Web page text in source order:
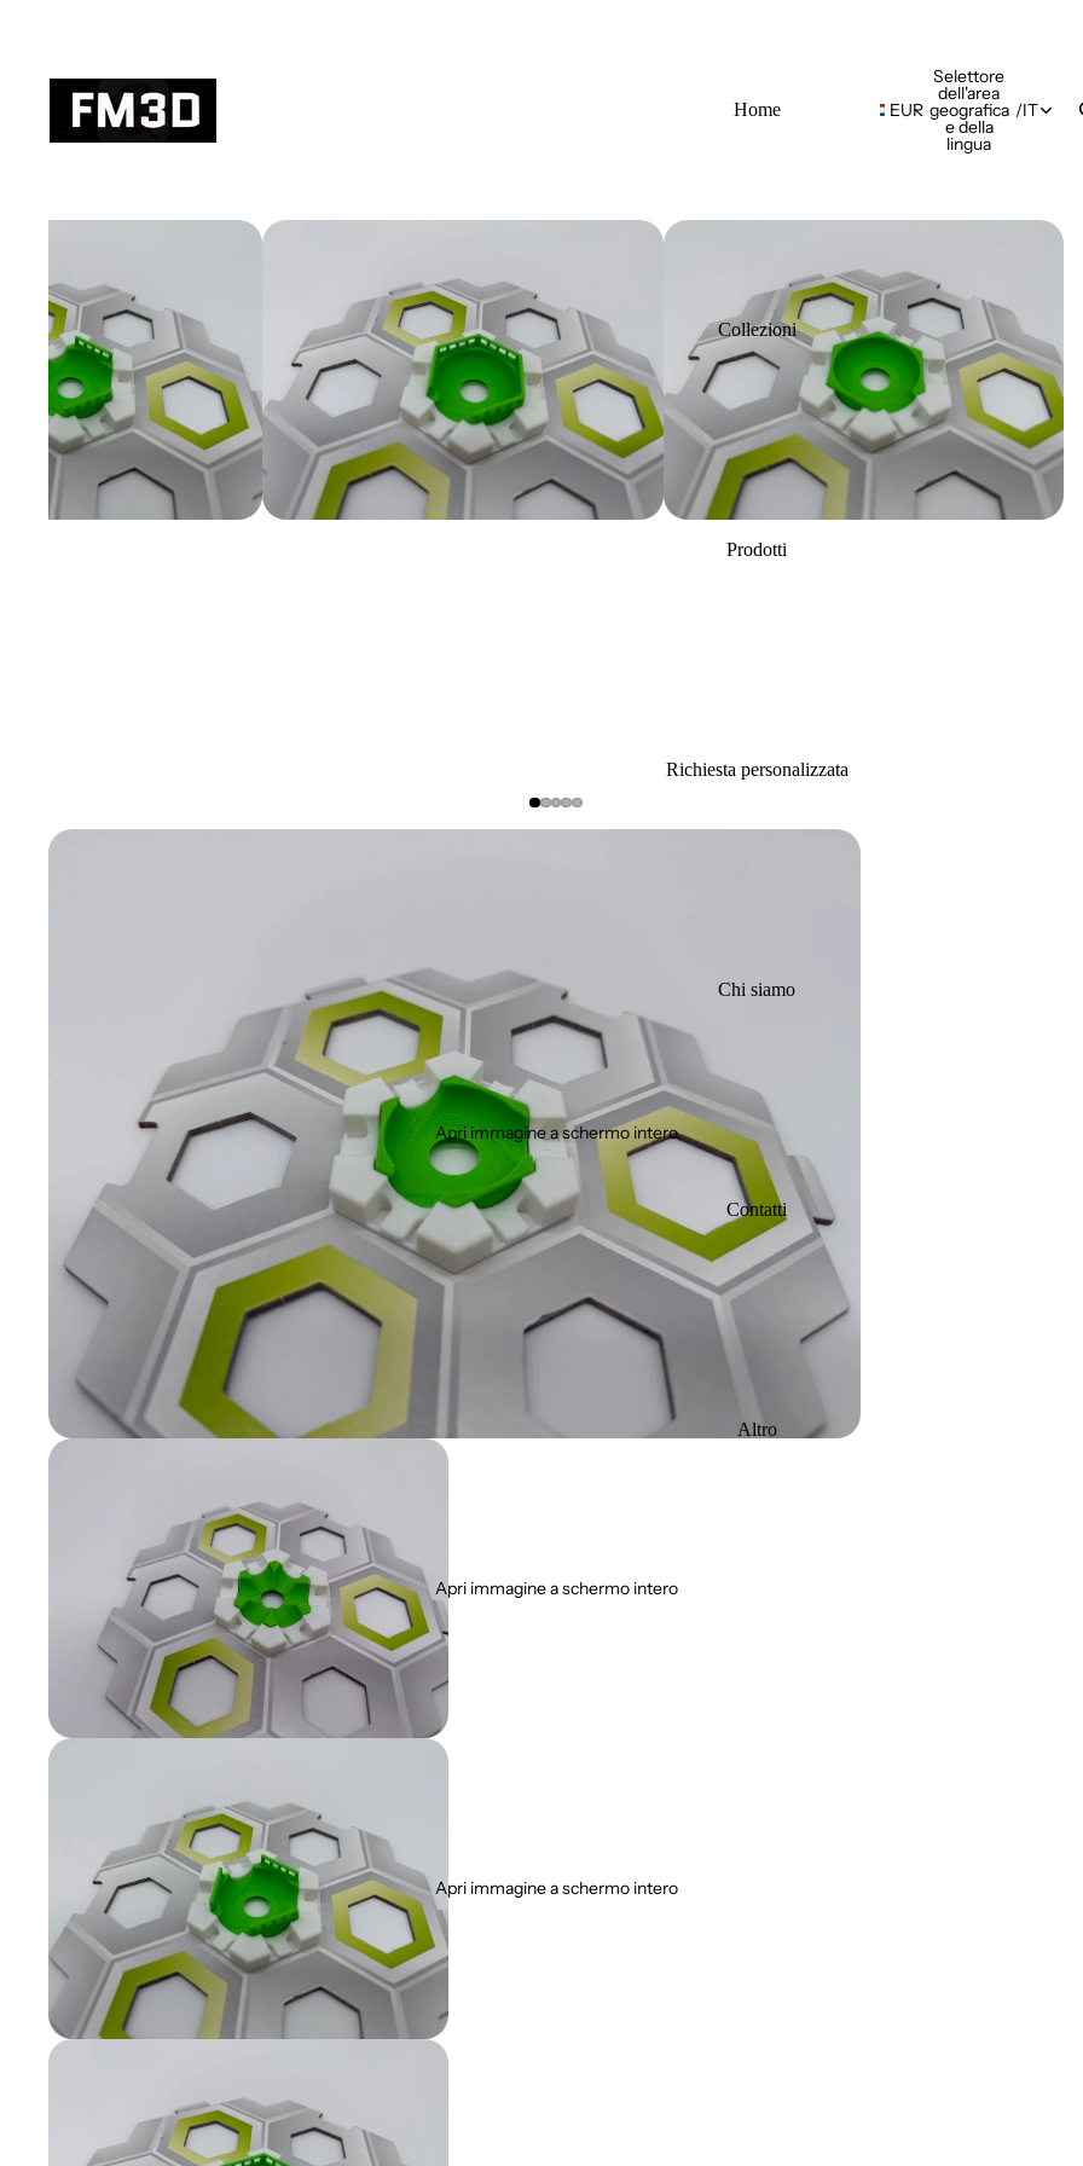
Home
Collezioni
Prodotti
Richiesta personalizzata
Chi siamo
Contatti
Altro
EUR
Selettore
dell'area
geografica
e della
lingua
/IT
Apri immagine a schermo intero
Apri immagine a schermo intero
Apri immagine a schermo intero